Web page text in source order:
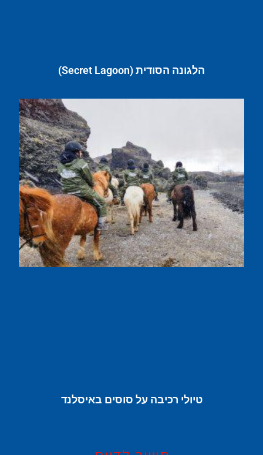
הלגונה הסודית (Secret Lagoon)
טיולי רכיבה על סוסים באיסלנד